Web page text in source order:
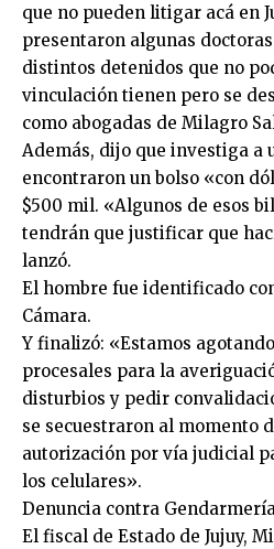
que no pueden litigar acá en
presentaron algunas
distintos detenidos que no
vinculación tienen pero se
como abogadas de Milagro
Además, dijo que investiga a
encontraron un bolso «con
$500 mil. «Algunos de esos
tendrán que justificar que
lanzó.
El hombre fue identificado
Cámara.
Y finalizó: «Estamos
procesales para la
disturbios y pedir
se secuestraron al momento
autorización por vía judicial
los celulares».
Denuncia contra Gendarmería
El fiscal de Estado de Jujuy,